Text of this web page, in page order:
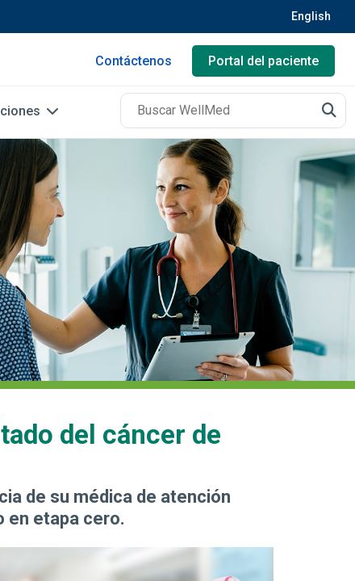
English
Contáctenos Portal del paciente
del cáncer de
de su médica de atención
en etapa cero.